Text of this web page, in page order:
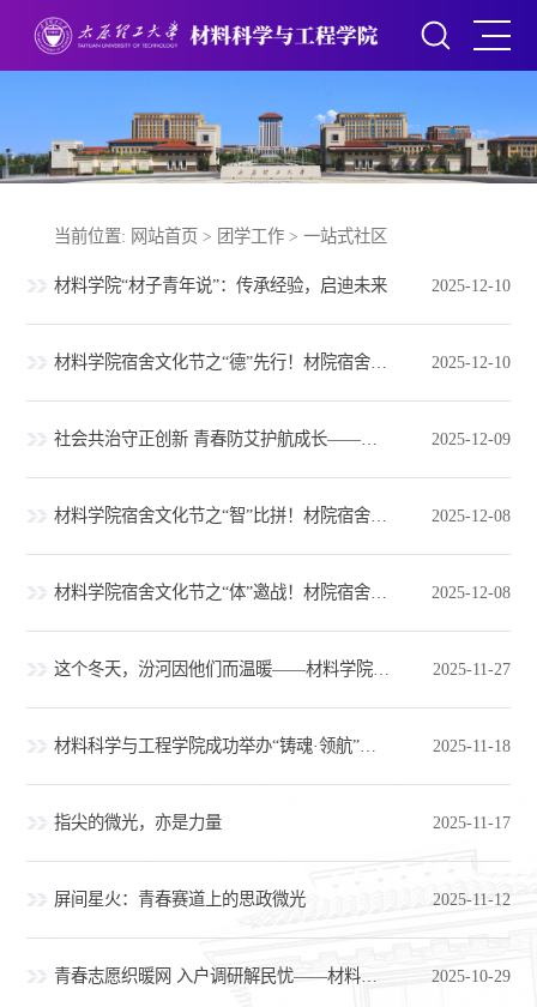
当前位置: 网站首页 > 团学工作> 一站式社区
材料学院“材子青年说”：传承经验，启迪未来 2025-12-10
材料学院宿舍文化节之“德”先行！材院宿舍团战启幕，“五育并举”育新人 2025-12-10
社会共治守正创新 青春防艾护航成长——材料科学与工程学院阳光之家开展世界艾滋病日系列宣讲活动 2025-12-09
材料学院宿舍文化节之“智”比拼！材院宿舍团战开赛，“五育同行”竞卓越 2025-12-08
材料学院宿舍文化节之“体”邀战！材院宿舍团战上线，“五育同行”共逐胜 2025-12-08
这个冬天，汾河因他们而温暖——材料学院研究生汾河志愿行 2025-11-27
材料科学与工程学院成功举办“铸魂·领航”宣讲会 2025-11-18
指尖的微光，亦是力量 2025-11-17
屏间星火：青春赛道上的思政微光 2025-11-12
青春志愿织暖网 入户调研解民忧——材料学子进社区护老年群体温暖过冬 2025-10-29